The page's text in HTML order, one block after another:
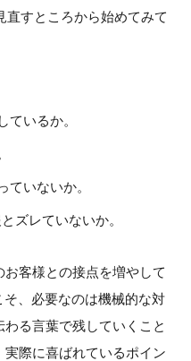
直すところから始めてみて
ているか。
ていないか。
ズレていないか。
客様との接点を増やして
そ、必要なのは機械的な対
る言葉で残していくこと
際に喜ばれているポイン